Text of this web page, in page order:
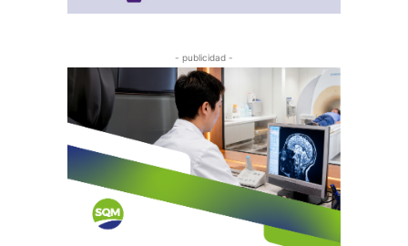
- publicidad -